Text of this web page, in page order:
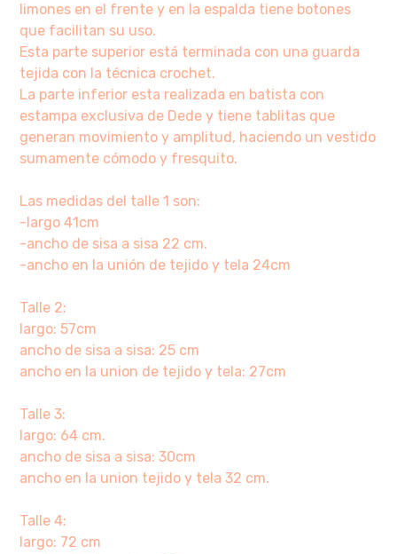
limones en el frente y en la espalda tiene botones
que facilitan su uso.
Esta parte superior está terminada con una guarda
tejida con la técnica crochet.
La parte inferior esta realizada en batista con
estampa exclusiva de Dede y tiene tablitas que
generan movimiento y amplitud, haciendo un vestido
sumamente cómodo y fresquito.
Las medidas del talle 1 son:
-largo 41cm
-ancho de sisa a sisa 22 cm.
-ancho en la unión de tejido y tela 24cm
Talle 2:
largo: 57cm
ancho de sisa a sisa: 25 cm
ancho en la union de tejido y tela: 27cm
Talle 3:
largo: 64 cm.
ancho de sisa a sisa: 30cm
ancho en la union tejido y tela 32 cm.
Talle 4:
largo: 72 cm